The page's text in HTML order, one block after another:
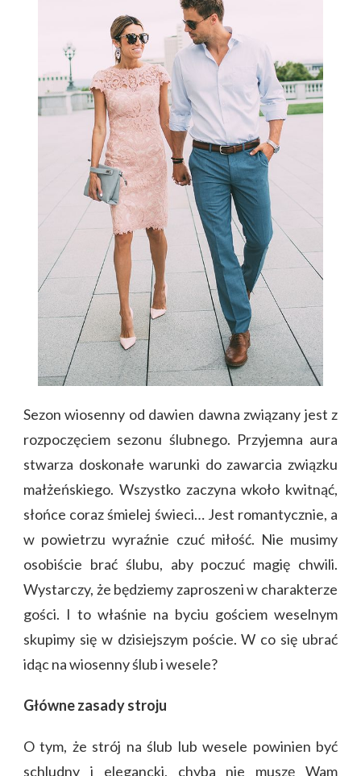
Sezon wiosenny od dawien dawna związany jest z
rozpoczęciem sezonu ślubnego. Przyjemna aura
stwarza doskonałe warunki do zawarcia związku
małżeńskiego. Wszystko zaczyna wkoło kwitnąć,
słońce coraz śmielej świeci… Jest romantycznie, a
w powietrzu wyraźnie czuć miłość. Nie musimy
osobiście brać ślubu, aby poczuć magię chwili.
Wystarczy, że będziemy zaproszeni w charakterze
gości. I to właśnie na byciu gościem weselnym
skupimy się w dzisiejszym poście. W co się ubrać
idąc na wiosenny ślub i wesele?
Główne zasady stroju
O tym, że strój na ślub lub wesele powinien być
schludny i elegancki, chyba nie muszę Wam